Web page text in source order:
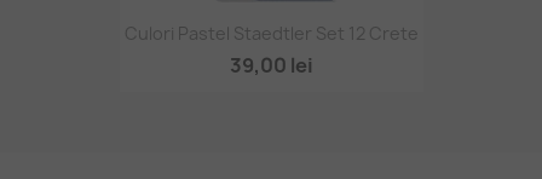
Culori Pastel Staedtler Set 12 Crete
39,00 lei